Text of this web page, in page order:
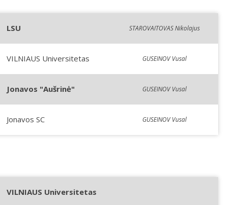
LSU STAROVAITOVAS Nikolajus
VILNIAUS Universitetas GUSEINOV Vusal
Jonavos "Aušrinė" GUSEINOV Vusal
Jonavos SC GUSEINOV Vusal
VILNIAUS Universitetas